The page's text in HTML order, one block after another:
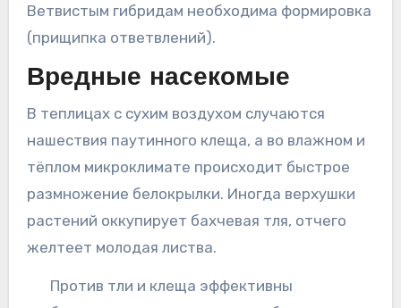
Ветвистым гибридам необходима формировка
(прищипка ответвлений).
Вредные насекомые
В теплицах с сухим воздухом случаются
нашествия паутинного клеща, а во влажном и
тёплом микроклимате происходит быстрое
размножение белокрылки. Иногда верхушки
растений оккупирует бахчевая тля, отчего
желтеет молодая листва.
Против тли и клеща эффективны